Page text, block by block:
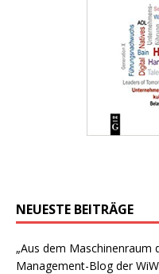
NEUESTE BEITRÄGE
„Aus dem Maschinenraum
Management-Blog der